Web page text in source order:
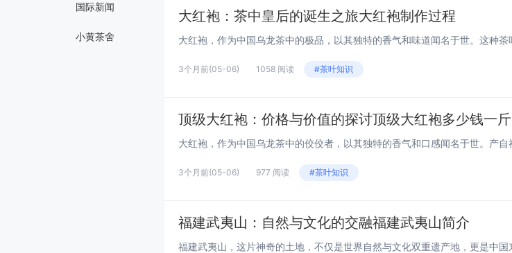
国际新闻
小黄茶舍
大红袍：茶中皇后的诞生之旅大红袍制作过程
3个月前(05-06) 1058 阅读 #茶叶知识
顶级大红袍：价格与价值的探讨顶级大红袍多少钱一斤
3个月前(05-06) 977 阅读 #茶叶知识
福建武夷山：自然与文化的交融福建武夷山简介